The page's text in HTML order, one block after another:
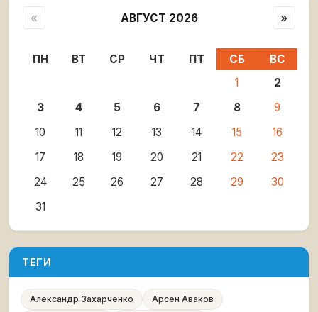
« АВГУСТ 2026 »
ПН ВТ СР ЧТ ПТ СБ
ВС
1
2
3
4 5 6 7 8
9
10
11 12 13 14 15
16
17
18 19 20 21 22
23
24
25 26 27 28 29
30
31
ТЕГИ
Александр Захарченко
Арсен Аваков